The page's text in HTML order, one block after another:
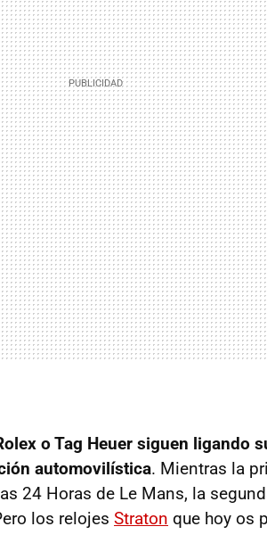
o Tag Heuer siguen ligando
automovilística. Mientras la
24 Horas de Le Mans, la
los relojes Straton que hoy os